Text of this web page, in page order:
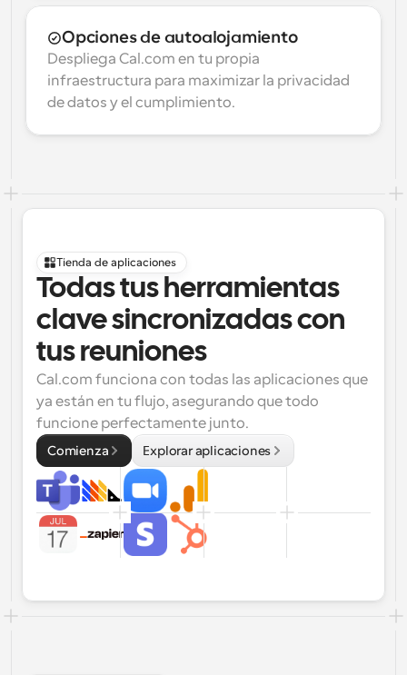
Opciones de autoalojamiento
Despliega Cal.com en tu propia
infraestructura para maximizar la privacidad
de datos y el cumplimiento.
Tienda de aplicaciones
Todas tus herramientas
clave sincronizadas con
tus reuniones
Cal.com funciona con todas las aplicaciones que
ya están en tu flujo, asegurando que todo
funcione perfectamente junto.
Comienza Explorar aplicaciones